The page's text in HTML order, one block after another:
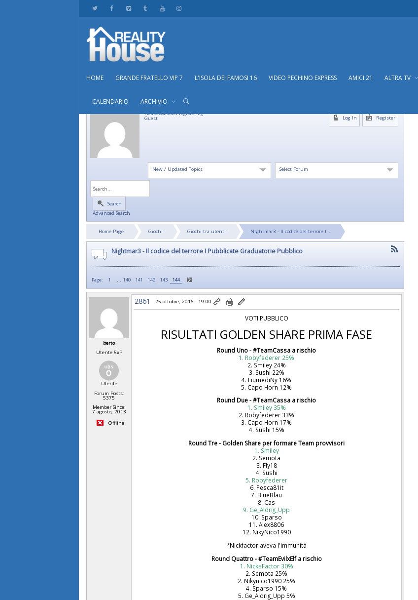
HOME GRANDE FRATELLO VIP 7 L'ISOLA DEI FAMOSI 16 VIDEO PECHINO EXPRESS AMICI 21 ALTRA TV
CALENDARIO ARCHIVIO
Please consider registering
Guest Register
Log In
Select Forum
New / Updated Topics
Search
Advanced Search
Home Page Giochi Giochi tra utenti Nightmar3 - Il codice del terrore I…
Nightmar3 - Il codice del terrore I Pubblicate Graduatorie Pubblico
Page: 1 ... 140 141 142 143 144
berto
Utente 5xP
Utente
Forum Posts:
5375
Member Since:
7 agosto, 2013
Offline
2861 25 ottobre, 2016 - 19:00
VOTI PUBBLICO
RISULTATI GOLDEN SHARE PRIMA FASE
Round Uno - #TeamCassa a rischio
1. Robyfederer 25%
2. Smiley 24%
3. Sushi 22%
4. FiumediNy 16%
5. Capo Horn 12%
Round Due - #TeamCassa a rischio
1. Smiley 35%
2. Robyfederer 33%
3. Capo Horn 17%
4. Sushi 15%
Round Tre - Golden Share per formare Team provvisori
1. Smiley
2. Semota
3. Fly18
4. Sushi
5. Robyfederer
6. Pesca81it
7. BlueBlau
8. Cas
9. Ge_Aldrig_Upp
10. Sparso
11. Alex8806
12. NikyNico1990
*Nickfactor aveva l'immunità
Round Quattro - #TeamEvilxElf a rischio
1. NicksFactor 30%
2. Semota 25%
2. Nikynico1990 25%
4. Sparso 15%
5. Ge_Aldrig_Upp 5%